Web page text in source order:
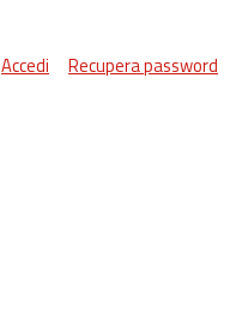
Accedi Recupera password